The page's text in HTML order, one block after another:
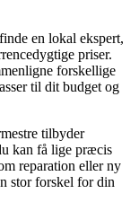
en lokal ekspert,
priser.
forskellige
til dit budget og
tilbyder
kan få lige præcis
reparation eller ny
stor forskel for din